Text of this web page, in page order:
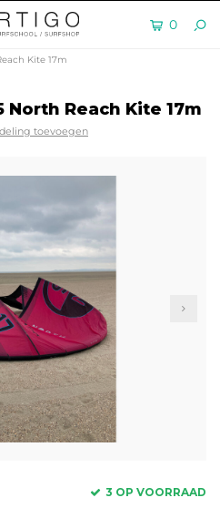
0
Kite 17m
Reach Kite 17m
toevoegen
3 OP VOORRAAD